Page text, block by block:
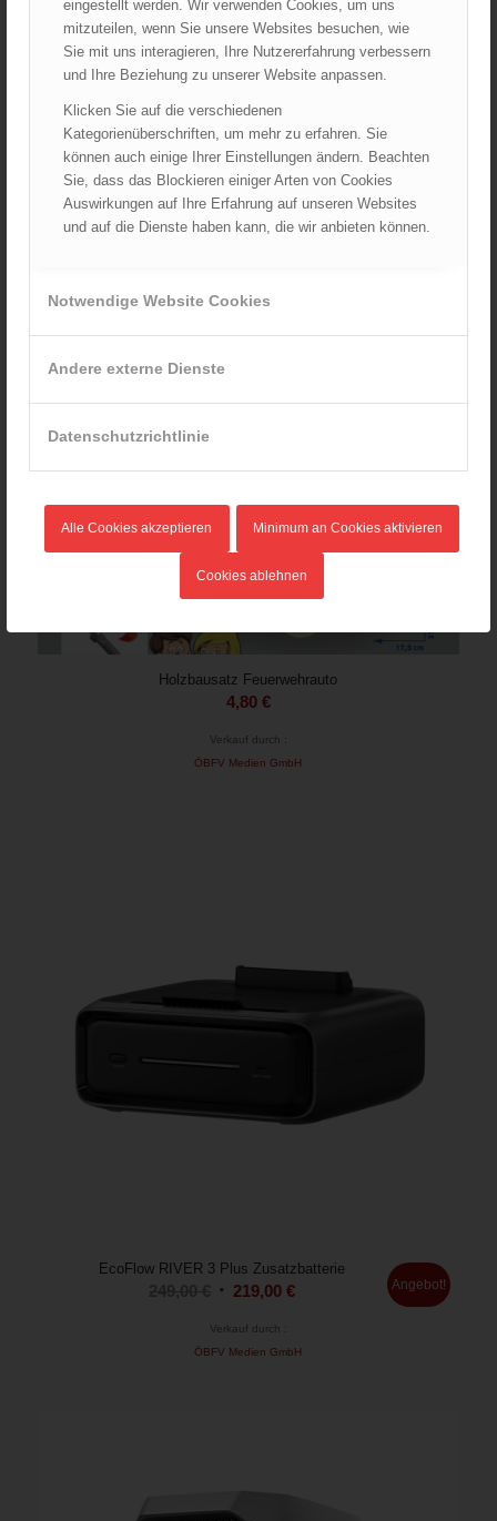
eingestellt werden. Wir verwenden Cookies, um uns
mitzuteilen, wenn Sie unsere Websites besuchen, wie
Sie mit uns interagieren, Ihre Nutzererfahrung verbessern
und Ihre Beziehung zu unserer Website anpassen.
Klicken Sie auf die verschiedenen
Kategorienüberschriften, um mehr zu erfahren. Sie
können auch einige Ihrer Einstellungen ändern. Beachten
Sie, dass das Blockieren einiger Arten von Cookies
Auswirkungen auf Ihre Erfahrung auf unseren Websites
und auf die Dienste haben kann, die wir anbieten können.
Notwendige Website Cookies
Andere externe Dienste
Datenschutzrichtlinie
Alle Cookies akzeptieren Minimum an Cookies aktivieren
Cookies ablehnen
3.299,00€ Ursprünglicher
2.699,00€Aktueller
Angebot!
Verkauf durch :
ÖBFV Medien GmbH
Ähnliche Produkte
Holzbausatz Feuerwehrauto
4,80 €
Verkauf durch :
ÖBFV Medien GmbH
EcoFlow RIVER 3 Plus Zusatzbatterie
Ursprünglicher
219,00€Aktueller
Angebot!
Verkauf durch :
ÖBFV Medien GmbH